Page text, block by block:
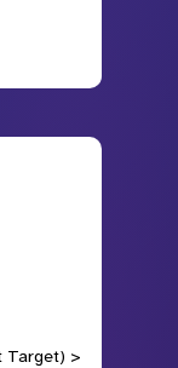
Target) >